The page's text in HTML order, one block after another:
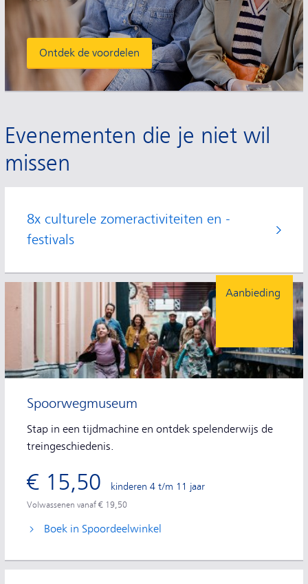
Ontdek de voordelen
Evenementen die je niet wil
missen
8x culturele zomeractiviteiten en -
festivals
Spoorwegmuseum
Stap in een tijdmachine en ontdek spelenderwijs de
treingeschiedenis.
€ 15,50 kinderen 4 t/m 11 jaar
Volwassenen vanaf € 19,50
Aanbieding
Boek in Spoordeelwinkel